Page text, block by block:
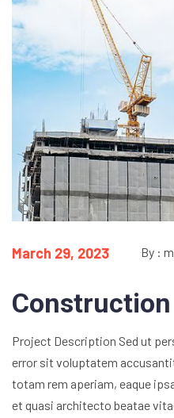
March 29, 2023 By :
Project Description Sed ut
error sit voluptatem
totam rem aperiam, eaque
et quasi architecto beatae